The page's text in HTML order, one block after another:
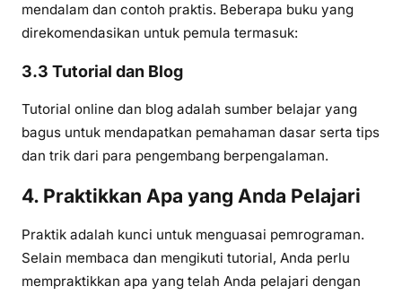
mendalam dan contoh praktis. Beberapa buku yang
direkomendasikan untuk pemula termasuk:
3.3 Tutorial dan Blog
Tutorial online dan blog adalah sumber belajar yang
bagus untuk mendapatkan pemahaman dasar serta tips
dan trik dari para pengembang berpengalaman.
4. Praktikkan Apa yang Anda Pelajari
Praktik adalah kunci untuk menguasai pemrograman.
Selain membaca dan mengikuti tutorial, Anda perlu
mempraktikkan apa yang telah Anda pelajari dengan